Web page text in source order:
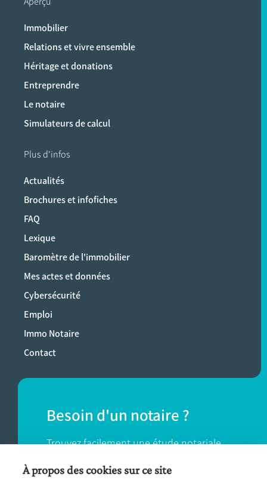
Immobilier
Relations et vivre ensemble
Héritage et donations
Entreprendre
Le notaire
Simulateurs de calcul
Plus d'infos
Actualités
Brochures et infofiches
FAQ
Lexique
Baromètre de l'immobilier
Mes actes et données
Cybersécurité
Emploi
Immo Notaire
Contact
Besoin d'un notaire ?
Trouvez facilement une étude notariale
près de chez vous.
À propos des cookies sur ce site